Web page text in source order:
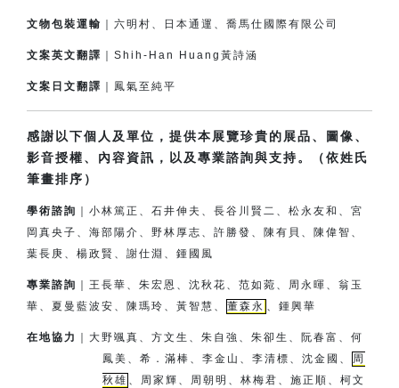
文物包裝運輸 ｜六明村、日本通運、喬馬仕國際有限公司
文案英文翻譯 ｜Shih-Han Huang黃詩涵
文案日文翻譯 ｜鳳氣至純平
感謝以下個人及單位，提供本展覽珍貴的展品、圖像、
影音授權、內容資訊，以及專業諮詢與支持。（依姓氏
筆畫排序）
學術諮詢
｜小林篤正、石井伸夫、長谷川賢二、松永友和、宮
岡真央子、 海部陽介、 野林厚志、許勝發、陳有貝、陳偉智、
葉長庚、楊政賢、 謝仕淵、鍾國風
專業諮詢
｜王長華、朱宏恩、沈秋花、范如菀、周永暉、翁玉
華、夏曼藍波安、 陳瑪玲、黃智慧、 董森永 、鍾興華
在地協力
大野颯真、方文生、朱自強、朱卻生、阮春富、何
鳳美、希．滿棒、 李金山、李清標、沈金國、
周
秋雄 、周家輝、周朝明、林梅君、施正順、柯文